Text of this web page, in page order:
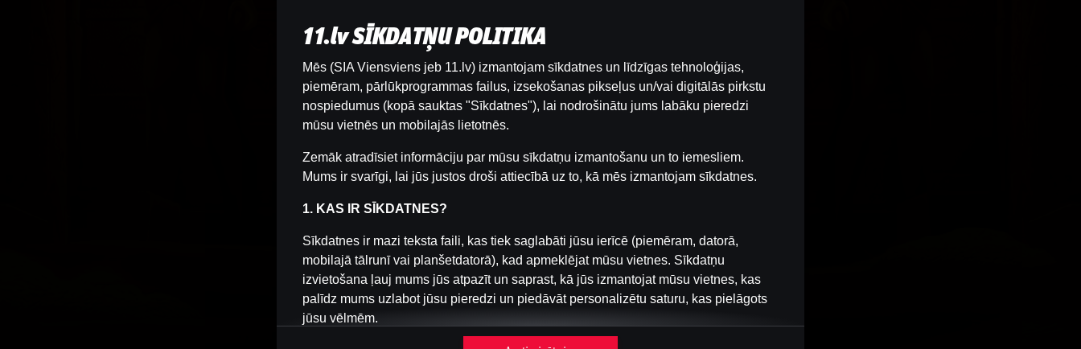
Šai spēlei nav pieejama demo versija. Lūdzu,
pieslēdzies, lai spēlētu ar īstu naudu.
11.lv SĪKDATŅU POLITIKA
Mēs (SIA Viensviens jeb 11.lv) izmantojam sīkdatnes un līdzīgas tehnoloģijas,
piemēram, pārlūkprogrammas failus, izsekošanas pikseļus un/vai digitālās pirkstu
nospiedumus (kopā sauktas "Sīkdatnes"), lai nodrošinātu jums labāku pieredzi
mūsu vietnēs un mobilajās lietotnēs.
Zemāk atradīsiet informāciju par mūsu sīkdatņu izmantošanu un to iemesliem.
Mums ir svarīgi, lai jūs justos droši attiecībā uz to, kā mēs izmantojam sīkdatnes.
1. KAS IR SĪKDATNES?
Sīkdatnes ir mazi teksta faili, kas tiek saglabāti jūsu ierīcē (piemēram, datorā,
mobilajā tālrunī vai planšetdatorā), kad apmeklējat mūsu vietnes. Sīkdatņu
izvietošana ļauj mums jūs atpazīt un saprast, kā jūs izmantojat mūsu vietnes, kas
palīdz mums uzlabot jūsu pieredzi un piedāvāt personalizētu saturu, kas pielāgots
jūsu vēlmēm.